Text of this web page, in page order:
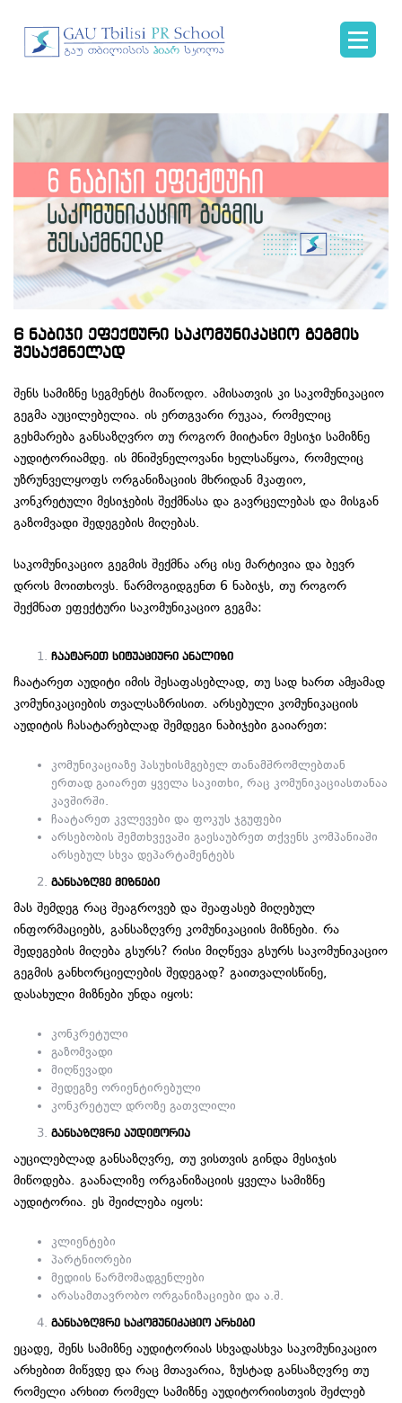
6 ნაბიჯი ეფექტური საკომუნიკაციო გეგმის
შესაქმნელად
შენს სამიზნე სეგმენტს მიაწოდო. ამისათვის კი საკომუნიკაციო
გეგმა აუცილებელია. ის ერთგვარი რუკაა, რომელიც
გეხმარება განსაზღვრო თუ როგორ მიიტანო მესიჯი სამიზნე
აუდიტორიამდე. ის მნიშვნელოვანი ხელსაწყოა, რომელიც
უზრუნველყოფს ორგანიზაციის მხრიდან მკაფიო,
კონკრეტული მესიჯების შექმნასა და გავრცელებას და მისგან
გაზომვადი შედეგების მიღებას.
საკომუნიკაციო გეგმის შექმნა არც ისე მარტივია და ბევრ
დროს მოითხოვს. წარმოგიდგენთ 6 ნაბიჯს, თუ როგორ
შექმნათ ეფექტური საკომუნიკაციო გეგმა:
ჩაატარეთ სიტუაციური ანალიზი
ჩაატარეთ აუდიტი იმის შესაფასებლად, თუ სად ხართ ამჟამად
კომუნიკაციების თვალსაზრისით. არსებული კომუნიკაციის
აუდიტის ჩასატარებლად შემდეგი ნაბიჯები გაიარეთ:
კომუნიკაციაზე პასუხისმგებელ თანამშრომლებთან
ერთად გაიარეთ ყველა საკითხი, რაც კომუნიკაციასთანაა
კავშირში.
ჩაატარეთ კვლევები და ფოკუს ჯგუფები
არსებობის შემთხვევაში გაესაუბრეთ თქვენს კომპანიაში
არსებულ სხვა დეპარტამენტებს
განსაზღვე მიზნები
მას შემდეგ რაც შეაგროვებ და შეაფასებ მიღებულ
ინფორმაციებს, განსაზღვრე კომუნიკაციის მიზნები. რა
შედეგების მიღება გსურს? რისი მიღწევა გსურს საკომუნიკაციო
გეგმის განხორციელების შედეგად? გაითვალისწინე,
დასახული მიზნები უნდა იყოს:
კონკრეტული
გაზომვადი
მიღწევადი
შედეგზე ორიენტირებული
კონკრეტულ დროზე გათვლილი
განსაზღვრე აუდიტორია
აუცილებლად განსაზღვრე, თუ ვისთვის გინდა მესიჯის
მიწოდება. გაანალიზე ორგანიზაციის ყველა სამიზნე
აუდიტორია. ეს შეიძლება იყოს:
კლიენტები
პარტნიორები
მედიის წარმომადგენლები
არასამთავრობო ორგანიზაციები და ა.შ.
განსაზღვრე საკომუნიკაციო არხები
ეცადე, შენს სამიზნე აუდიტორიას სხვადასხვა საკომუნიკაციო
არხებით მიწვდე და რაც მთავარია, ზუსტად განსაზღვრე თუ
რომელი არხით რომელ სამიზნე აუდიტორიისთვის შეძლებ